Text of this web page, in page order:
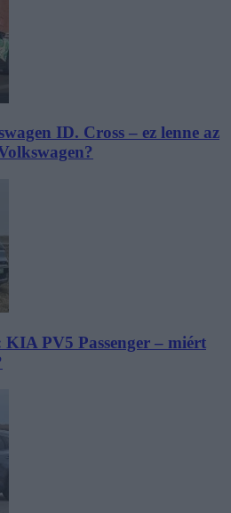
ID. Cross – ez lenne az
PV5 Passenger – miért